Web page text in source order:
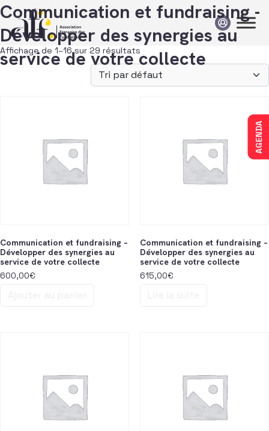
Passer au contenu
AGENDA
Communication et fundraising -
Développer des synergies au
service de votre collecte
Affichage de 1–16 sur 29 résultats
Communication et fundraising –
Développer des synergies au
service de votre collecte
600,00€
Communication et fundraising –
Développer des synergies au
service de votre collecte
615,00€